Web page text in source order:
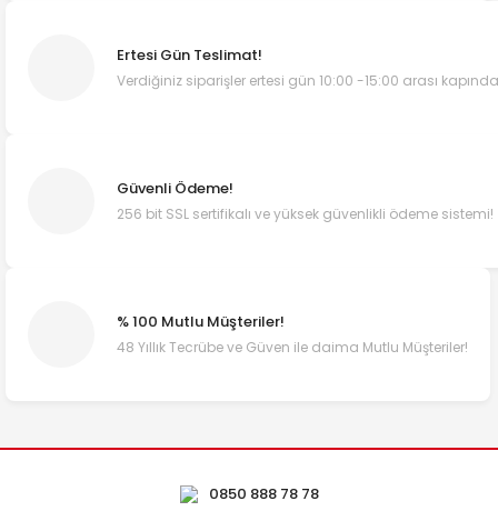
Ertesi Gün Teslimat!
Verdiğiniz siparişler ertesi gün 10:00 -15:00 arası
Güvenli Ödeme!
256 bit SSL sertifikalı ve yüksek güvenlikli ödeme sistemi!
% 100 Mutlu Müşteriler!
48 Yıllık Tecrübe ve Güven ile daima Mutlu Müşteriler!
0850 888 78 78